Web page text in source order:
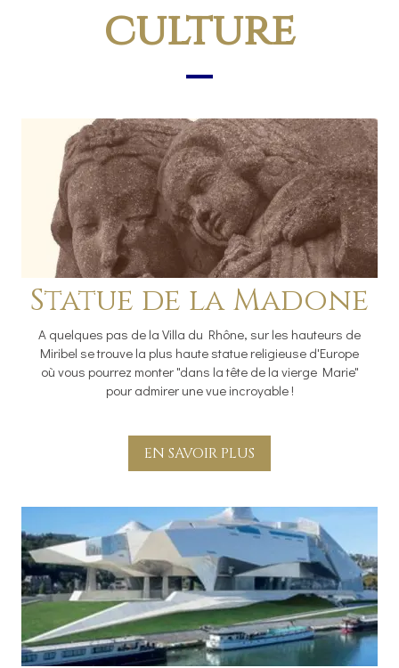
culture
Statue de la Madone
A quelques pas de la Villa du Rhône, sur les hauteurs de
Miribel se trouve la plus haute statue religieuse d'Europe
où vous pourrez monter "dans la tête de la vierge Marie"
pour admirer une vue incroyable !
EN SAVOIR PLUS